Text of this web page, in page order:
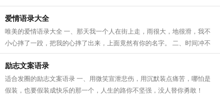
二、人的一生会碰见很多心动的人，...
爱情语录大全
唯美的爱情语录大全 一、那天我一个人在街上走，雨很大，地很滑，我不
小心摔了一跤，把我的心摔了出来，上面竟然有你的名字。 二、时间冲不
淡真情的酒，距离拉不开思念的手。...
励志文案语录
适合发圈的励志文案语录 一、用微笑宣泄悲伤，用沉默装点痛苦，哪怕是
假装，也要假装成快乐的那一个，人生的路你不坚强，没人替你勇敢！